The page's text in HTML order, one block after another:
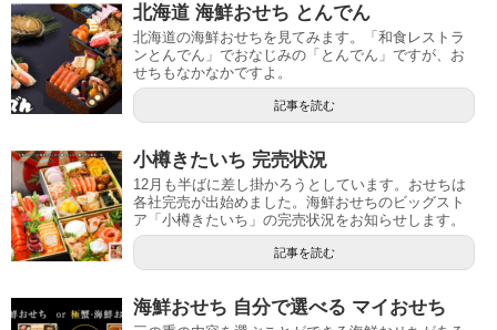
北海道 海鮮おせち とんでん
北海道の海鮮おせちを見てみます。「和食レストラ
ンとんでん」でおなじみの「とんでん」ですが、お
せちもなかなかですよ。
記事を読む
小樽きたいち 完売状況
12月も半ばに差し掛かろうとしています。おせちは
各社完売が出始めました。海鮮おせちのビッグスト
ア「小樽きたいち」の完売状況をお知らせします。
記事を読む
海鮮おせち 自分で選べる マイおせち